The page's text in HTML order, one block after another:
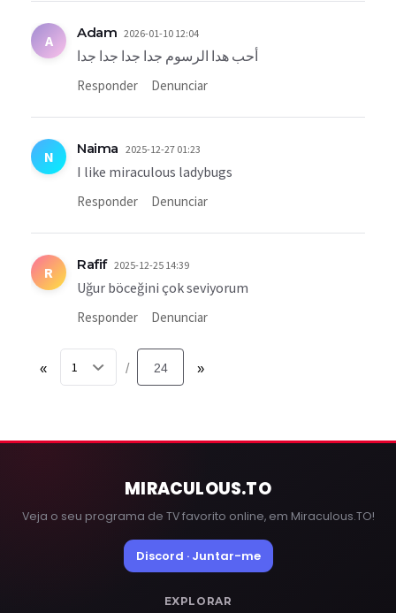
A Adam 2026-01-10 12:04
أحب هدا الرسوم جدا جدا جدا جدا
Responder Denunciar
N Naima 2025-12-27 01:23
I like miraculous ladybugs
Responder Denunciar
R Rafif 2025-12-25 14:39
Uğur böceğini çok seviyorum
Responder Denunciar
« / 24 »
MIRACULOUS.TO
Veja o seu programa de TV favorito online, em Miraculous.TO!
Discord · Juntar-me
EXPLORAR